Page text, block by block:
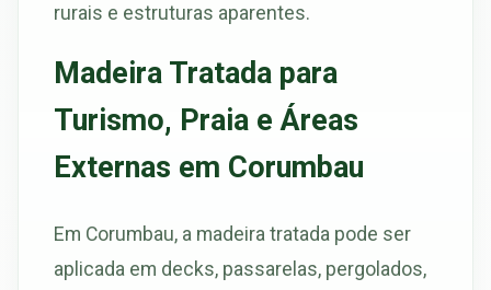
rurais e estruturas aparentes.
Madeira Tratada para
Turismo, Praia e Áreas
Externas em Corumbau
Em Corumbau, a madeira tratada pode ser
aplicada em decks, passarelas, pergolados,